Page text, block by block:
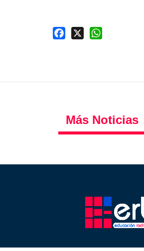
Facebook
Más Noticias